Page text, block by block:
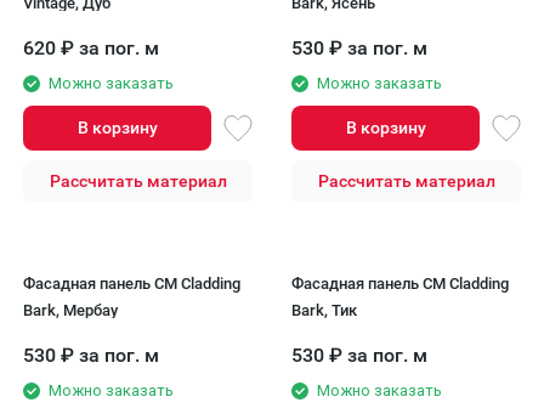
620 ₽ за пог. м
Можно заказать
В корзину
Рассчитать материал
530 ₽ за пог. м
Можно заказать
В корзину
Рассчитать материал
Фасадная панель CM Cladding
Bark, Мербау
530 ₽ за пог. м
Можно заказать
Фасадная панель CM Cladding
Bark, Тик
530 ₽ за пог. м
Можно заказать